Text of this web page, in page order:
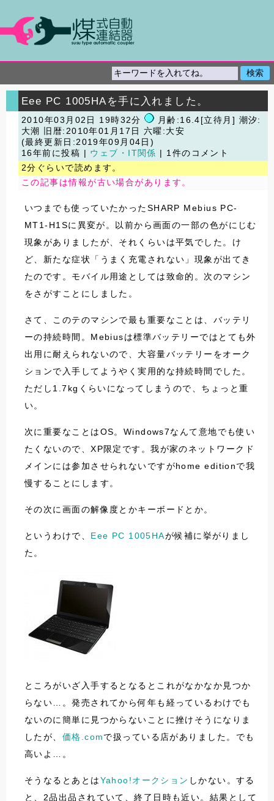
Eee PC 1005HAを手に入れました。
2010年03月02日 19時32分
月齢:16.4[立待月] 潮汐:
大潮
旧暦:2010年01月17日 六曜:大安
(最終更新日:2019年09月04日)
16年前に投稿 | ウェブ・IT関係
| 1件のコメント
2分ぐらいで読めます。
この記事は情報が古い場合があります。
いつまでも使っていたかったSHARP Mebius PC-
MT1-H1Sに異変が。以前から画面の一部の色がにじむ
現象がありましたが、それくらいは平気でした。け
ど、新たな症状「うまく充電されない」現象が出てき
たのです。モバイル用途としては致命的。次のマシン
をさがすことにしました。
さて、このテのマシンで最も重要なことは、バッテリ
ーの持続時間。Mebiusは標準バッテリーではとても外
出用に耐えられないので、大容量バッテリーをオーク
ションで入手してようやく実用的な持続時間でした。
ただし1.7kgくらいになってしまうので、ちょっと重
い。
次に重要なことはOS。Windows7なんて意地でも使い
たくないので、XP限定です。我が家のネットワークド
メインには参加させられないですがhome editionで我
慢することにします。
その次に画面の解像度とかキーボードとか。
というわけで、 Eee PC 1005HAが候補に挙がりまし
た。
ところがいざ入手するとなるとこれがなかなか見つか
らない…。発売されてから何年も経っているわけでも
ないのに簡単に見つからないことに挫けそうになりま
したが、 価格.comで扱っている店がありました。でも
高いよ…。
そうなるとあとはYahoo!オークション しかない。する
と、2品出品されていて、終了日時も近い。結果として